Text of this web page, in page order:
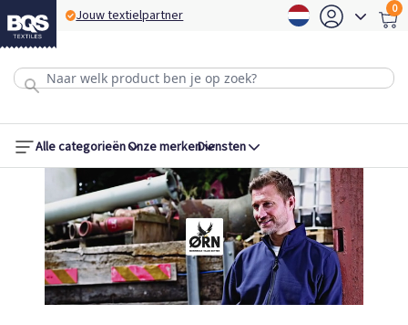
Jouw textielpartner 0
Alle categorieënOnze merkenDiensten